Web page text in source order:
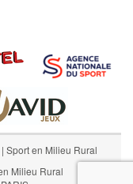
| Sport en Milieu Rural
Milieu Rural